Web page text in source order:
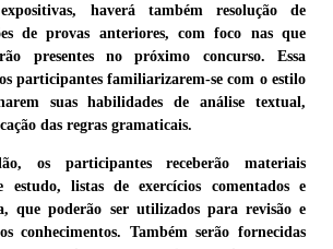
haverá também resolução de
de provas anteriores, com foco nas que
presentes no próximo concurso. Essa
participantes familiarizarem-se com o estilo
suas habilidades de análise textual,
das regras gramaticais.
os participantes receberão materiais
estudo, listas de exercícios comentados e
que poderão ser utilizados para revisão e
conhecimentos. Também serão fornecidas